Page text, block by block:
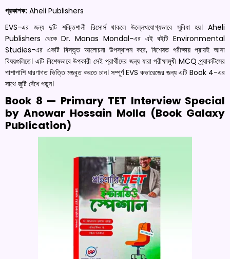
প্রকাশক: Aheli Publishers
EVS-এর জন্য দুটি শক্তিশালী রিসোর্স থাকলে উল্লেখযোগ্যভাবে সুবিধা হয়। Aheli
Publishers থেকে Dr. Manas Mondal-এর এই বইটি Environmental
Studies-এর একটি বিস্তৃত আলোচনা উপস্থাপন করে, বিশেষত পরীক্ষায় প্রায়ই আসা
বিষয়গুলিতে। এটি বিশেষভাবে উপকারী সেই প্রার্থীদের জন্য যারা পরীক্ষামুখী MCQ প্র্যাকটিসের
পাশাপাশি ধারণাগত ভিত্তি মজবুত করতে চান। সম্পূর্ণ EVS কভারেজের জন্য এটি Book 4-এর
সাথে জুটি বেঁধে পড়ুন।
Book 8 — Primary TET Interview Special
by Anowar Hossain Molla (Book Galaxy
Publication)